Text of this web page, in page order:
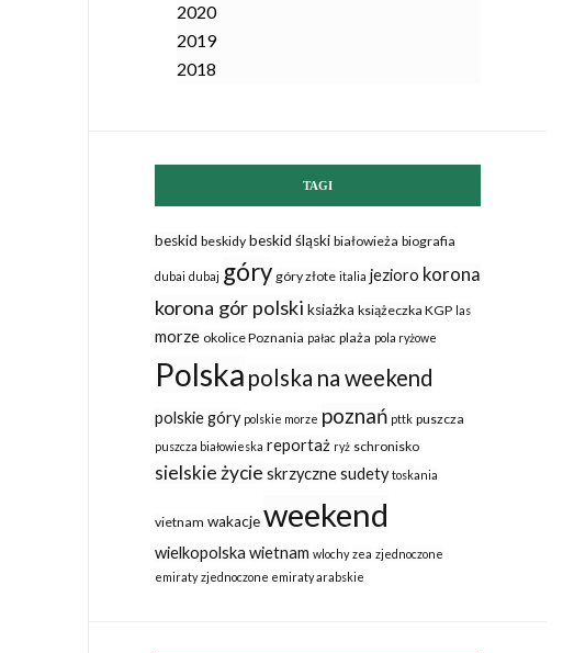
2020
2019
2018
TAGI
beskid beskidy beskid śląski białowieża biografia
dubai dubaj góry góry złote italia jezioro korona
korona gór polski ksiażka książeczka KGP las
morze okolice Poznania pałac plaża pola ryżowe
Polska polska na weekend
polskie góry polskie morze poznań pttk puszcza
puszcza białowieska reportaż ryż schronisko
sielskie życie skrzycznesudety toskania
vietnam wakacjeweekend
wielkopolska wietnam wlochy zea zjednoczone
emiraty zjednoczone emiraty arabskie